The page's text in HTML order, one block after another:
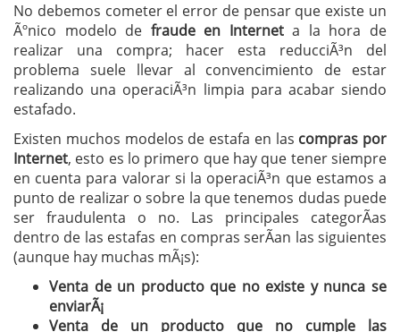
No debemos cometer el error de pensar que existe un
Ãºnico modelo de fraude en Interneta la hora de
realizar una compra; hacer esta reducciÃ³n del
problema suele llevar al convencimiento de estar
realizando una operaciÃ³n limpia para acabar siendo
estafado.
Existen muchos modelos de estafa en las compras por
Internet, esto es lo primero que hay que tener siempre
en cuenta para valorar si la operaciÃ³n que estamos a
punto de realizar o sobre la que tenemos dudas puede
ser fraudulenta o no. Las principales categorÃ­as
dentro de las estafas en compras serÃ­an las siguientes
(aunque hay muchas mÃ¡s):
Venta de un producto que no existe y nunca se
enviarÃ¡
Venta de un producto que no cumple las